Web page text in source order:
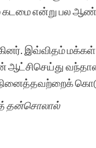
கடமை என்று பல
இவ்விதம்
ஆட்சிசெய்து
தன்சொலால்